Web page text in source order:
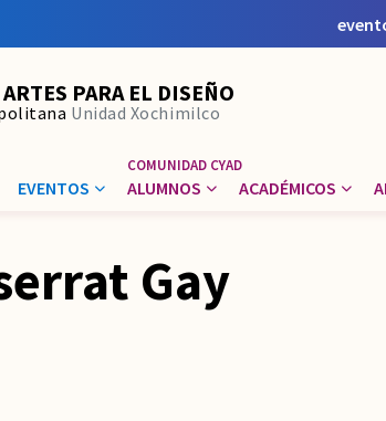
PARA EL DISEÑO
Unidad Xochimilco
EVENTOS ALUMNOS ACADÉMICOS
Gay